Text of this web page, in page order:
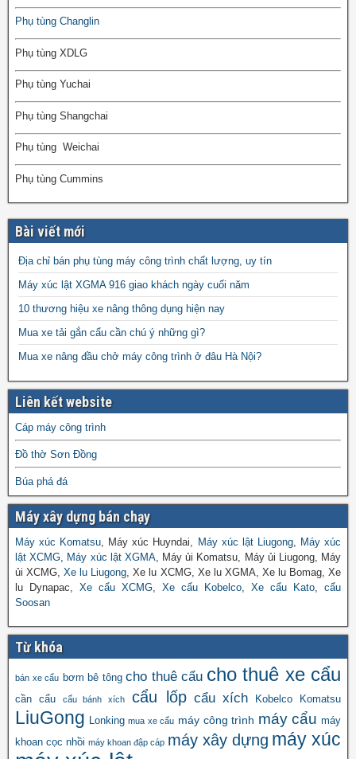
Phụ tùng Changlin
Phụ tùng XDLG
Phụ tùng Yuchai
Phụ tùng Shangchai
Phụ tùng Weichai
Phụ tùng Cummins
Bài viết mới
Địa chỉ bán phụ tùng máy công trình chất lượng, uy tín
Máy xúc lật XGMA 916 giao khách ngày cuối năm
10 thương hiệu xe nâng thông dụng hiện nay
Mua xe tải gắn cẩu cần chú ý những gì?
Mua xe nâng đầu chở máy công trình ở đâu Hà Nội?
Liên kết website
Cáp máy công trình
Đồ thờ Sơn Đồng
Búa phá đá
Máy xây dựng bán chạy
Máy xúc Komatsu , Máy xúc Huyndai, Máy xúc lật Liugong, Máy xúc
lật XCMG Máy xúc lật XGMA, Máy ủi Komatsu, Máy ủi Liugong, Máy
ủi XCMG,Xe lu Liugong , Xe lu XCMG, Xe lu XGMA, Xe lu Bomag, Xe
lu Dynapac, Xe cẩu XCMG Xe cẩu Kobelco Xe cẩu Kato
cẩu
Soosan
Từ khóa
bán xe cẩu bơm bê tông cho thuê cẩu cho thuê xe cẩu
cần cẩu cẩu bánh xích cẩu lốp cẩu xích Kobelco Komatsu
LiuGong Lonking mua xe cẩu máy công trình máy cẩu máy
khoan cọc nhồi máy khoan đập cáp máy xây dựng máy xúc